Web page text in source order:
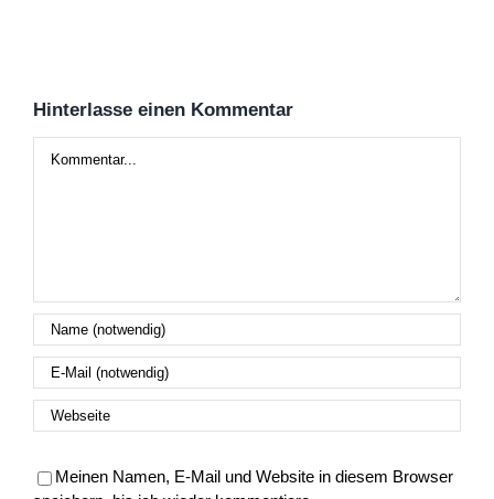
Hinterlasse einen Kommentar
Meinen Namen, E-Mail und Website in diesem Browser